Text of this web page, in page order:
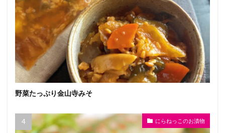
野菜たっぷり金山寺みそ
にらねっこのお漬物